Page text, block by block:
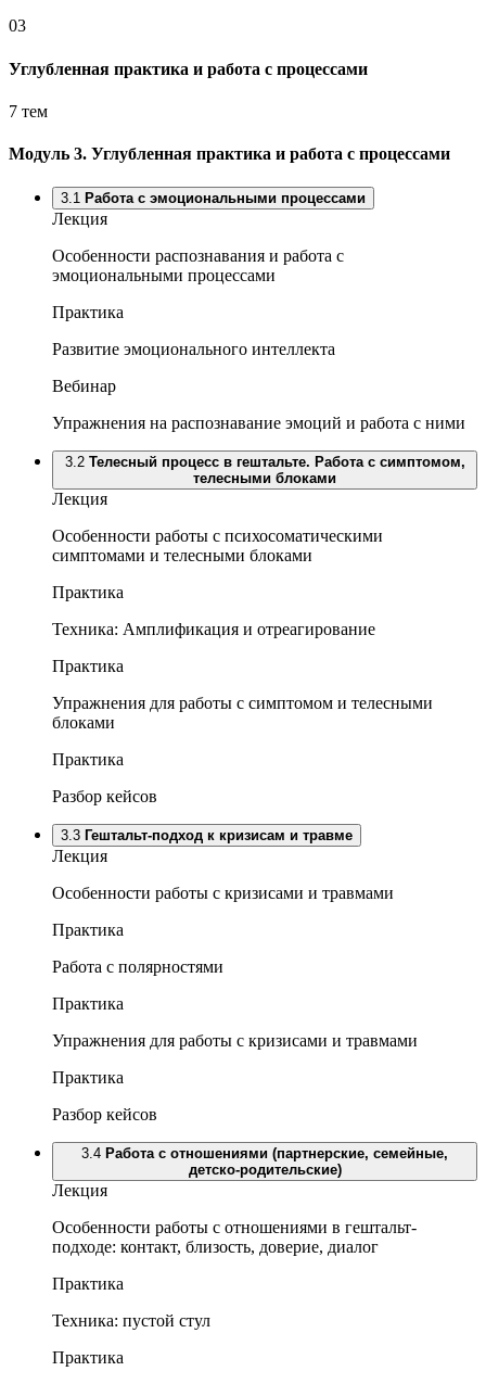
03
Углубленная практика и работа с процессами
7 тем
Модуль 3. Углубленная практика и работа с процессами
3.1 Работа с эмоциональными процессами
Лекция
Особенности распознавания и работа с
эмоциональными процессами
Практика
Развитие эмоционального интеллекта
Вебинар
Упражнения на распознавание эмоций и работа с ними
3.2 Телесный процесс в гештальте. Работа с симптомом,
телесными блоками
Лекция
Особенности работы с психосоматическими
симптомами и телесными блоками
Практика
Техника: Амплификация и отреагирование
Практика
Упражнения для работы с симптомом и телесными
блоками
Практика
Разбор кейсов
3.3 Гештальт-подход к кризисам и травме
Лекция
Особенности работы с кризисами и травмами
Практика
Работа с полярностями
Практика
Упражнения для работы с кризисами и травмами
Практика
Разбор кейсов
3.4 Работа с отношениями (партнерские, семейные,
детско-родительские)
Лекция
Особенности работы с отношениями в гештальт-
подходе: контакт, близость, доверие, диалог
Практика
Техника: пустой стул
Практика